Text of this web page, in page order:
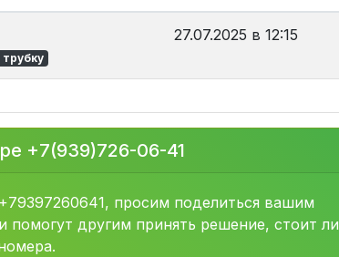
27.07.2025 в 12:15
+7(939)726-06-41
просим поделиться вашим
другим принять решение, стоит ли